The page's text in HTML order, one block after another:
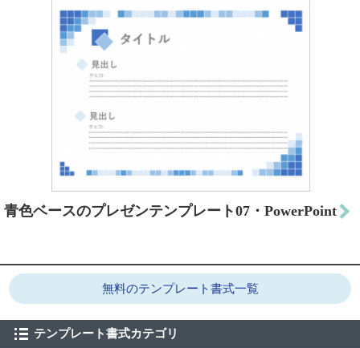
青色ベースのプレゼンテンプレート07・PowerPoint
無料のテンプレート書式一覧
テンプレート書式カテゴリ